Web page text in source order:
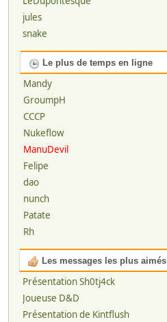
jules
snake
Le plus de temps en ligne
Mandy
GroumpH
CCCP
Nukeflow
ManuDevil
Felipe
dao
nunch
Patate
Rh
Les messages les plus aimés
Présentation Sh0tj4ck
Joueuse D&D
Présentation de Kintflush